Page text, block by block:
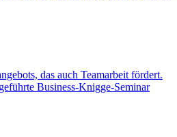
das auch Teamarbeit fördert.
Business-Knigge-Seminar